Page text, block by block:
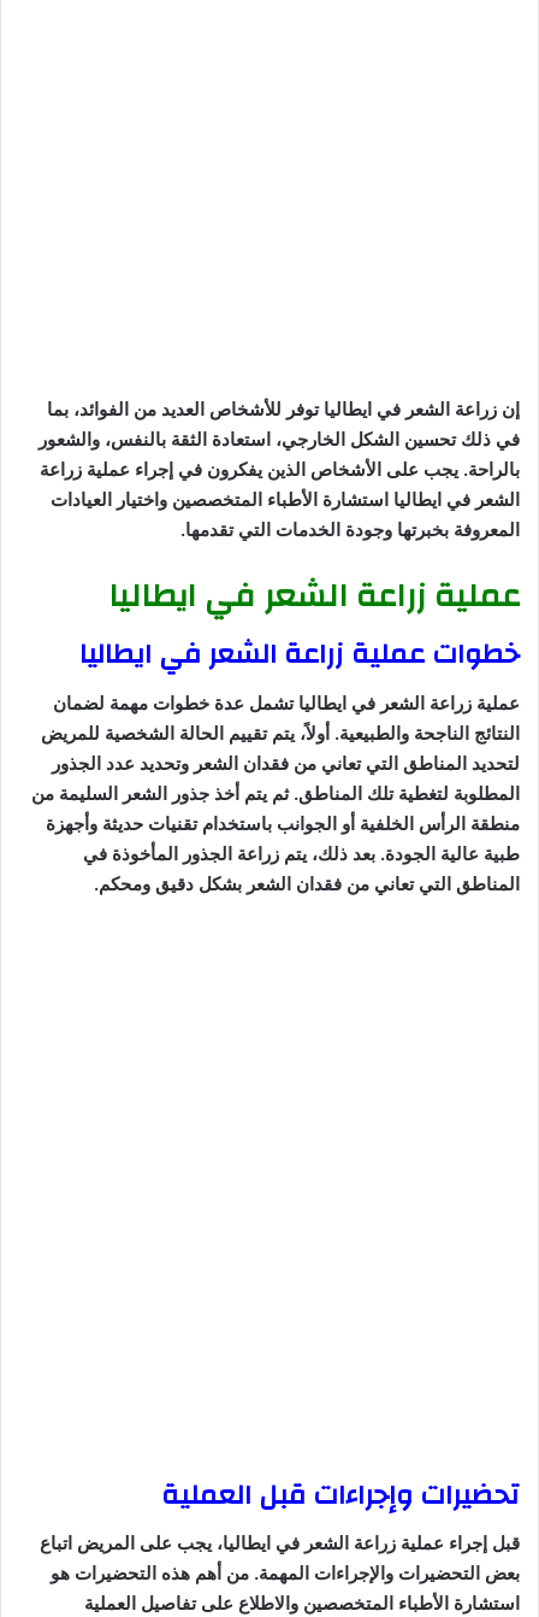
إن زراعة الشعر في ايطاليا توفر للأشخاص العديد من الفوائد، بما
في ذلك تحسين الشكل الخارجي، استعادة الثقة بالنفس، والشعور
بالراحة. يجب على الأشخاص الذين يفكرون في إجراء عملية زراعة
الشعر في ايطاليا استشارة الأطباء المتخصصين واختيار العيادات
المعروفة بخبرتها وجودة الخدمات التي تقدمها.
عملية زراعة الشعر في ايطاليا
خطوات عملية زراعة الشعر في ايطاليا
عملية زراعة الشعر في ايطاليا تشمل عدة خطوات مهمة لضمان
النتائج الناجحة والطبيعية. أولاً، يتم تقييم الحالة الشخصية للمريض
لتحديد المناطق التي تعاني من فقدان الشعر وتحديد عدد الجذور
المطلوبة لتغطية تلك المناطق. ثم يتم أخذ جذور الشعر السليمة من
منطقة الرأس الخلفية أو الجوانب باستخدام تقنيات حديثة وأجهزة
طبية عالية الجودة. بعد ذلك، يتم زراعة الجذور المأخوذة في
المناطق التي تعاني من فقدان الشعر بشكل دقيق ومحكم.
تحضيرات وإجراءات قبل العملية
قبل إجراء عملية زراعة الشعر في ايطاليا، يجب على المريض اتباع
بعض التحضيرات والإجراءات المهمة. من أهم هذه التحضيرات هو
استشارة الأطباء المتخصصين والاطلاع على تفاصيل العملية